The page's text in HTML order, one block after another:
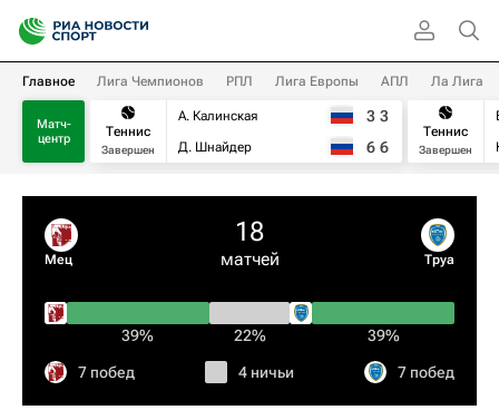
Главное Лига Чемпионов РПЛ Лига Европы АПЛ Ла Лига
Матч-
центр
Теннис
Завершен
А. Калинская
Д. Шнайдер
3 3
6 6
Теннис
Завершен
Мец
18
матчей Труа
39% 22% 39%
7 побед 4 ничьи 7 побед